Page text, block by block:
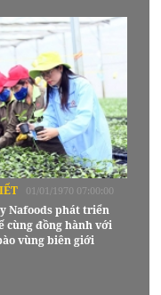
01/01/1970 07:00:00
Nafoods phát triển
cùng đồng hành với
vùng biên giới